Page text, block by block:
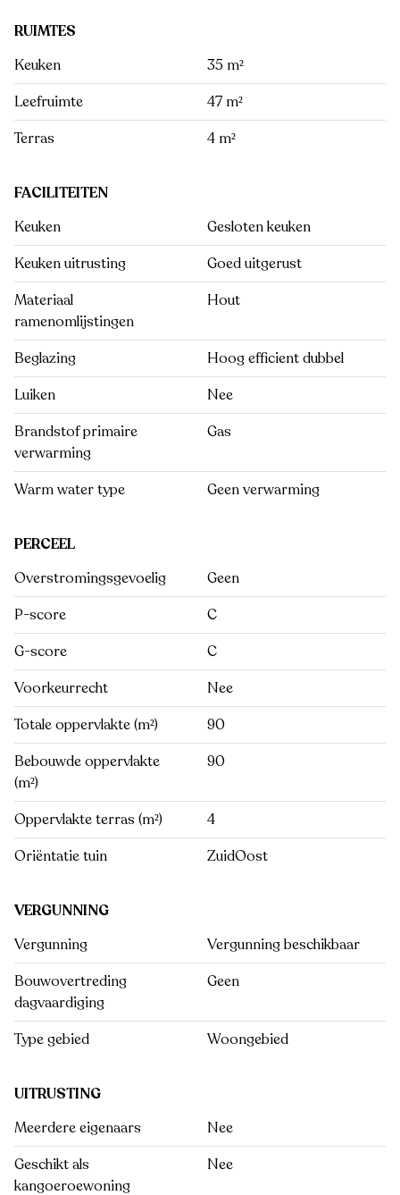
RUIMTES
Keuken
35 m²
Leefruimte
47 m²
Terras
4 m²
FACILITEITEN
Keuken
Gesloten keuken
Keuken uitrusting
Goed uitgerust
Materiaal
ramenomlijstingen
Hout
Beglazing
Hoog efficient dubbel
Luiken
Nee
Brandstof primaire
verwarming
Gas
Warm water type Geen verwarming
PERCEEL
Overstromingsgevoelig
Geen
P-score
C
G-score
C
Voorkeurrecht
Nee
Totale oppervlakte (m²)
90
Bebouwde oppervlakte
(m²)
90
Oppervlakte terras (m²)
4
Oriëntatie tuin
ZuidOost
VERGUNNING
Vergunning
Vergunning beschikbaar
Bouwovertreding
dagvaardiging
Geen
Type gebied Woongebied
UITRUSTING
Meerdere eigenaars
Nee
Geschikt als
kangoeroewoning
Nee